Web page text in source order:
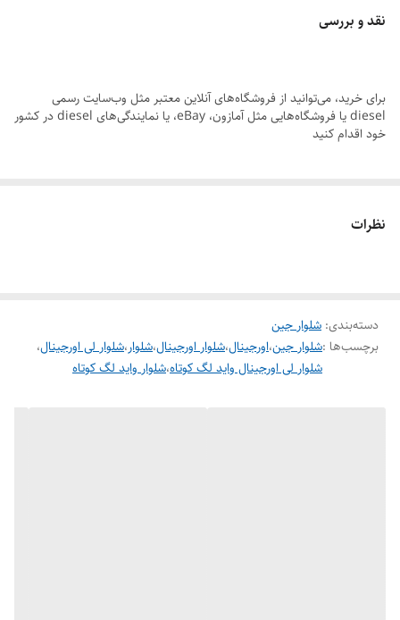
نقد و بررسی
برای خرید، می‌توانید از فروشگاه‌های آنلاین معتبر مثل وب‌سایت رسمی
diesel یا فروشگاه‌هایی مثل آمازون، eBay، یا نمایندگی‌های diesel در کشور
خود اقدام کنید
نظرات
دسته‌بندی: شلوار جین
برچسب‌ها :شلوار جین،اورجینال،شلوار اورجینال،شلوار،شلوار لی اورجینال،
شلوار لی اورجینال واید لگ کوتاه،شلوار واید لگ کوتاه